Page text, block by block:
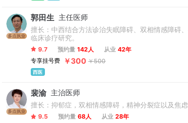
多点执业
郭田生 主任医师
擅长：中西结合方法诊治失眠障碍、双相情感障碍
临床诊疗研究。
9.7 预约量 142人 从业 42年
专享挂号费
￥300 ￥500
西医
多点执业
裴渝 主治医师
擅长：抑郁症，双相情感障碍，精神分裂症以及焦
9.5 预约量 68人 从业 28年